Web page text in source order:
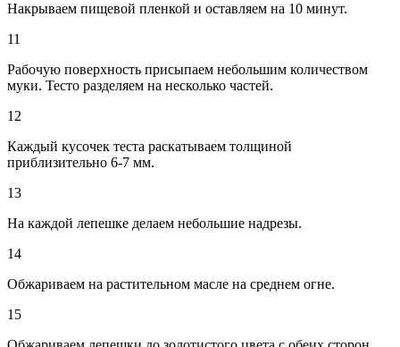
Накрываем пищевой пленкой и оставляем на 10 минут.
11
Рабочую поверхность присыпаем небольшим количеством
муки. Тесто разделяем на несколько частей.
12
Каждый кусочек теста раскатываем толщиной
приблизительно 6-7 мм.
13
На каждой лепешке делаем небольшие надрезы.
14
Обжариваем на растительном масле на среднем огне.
15